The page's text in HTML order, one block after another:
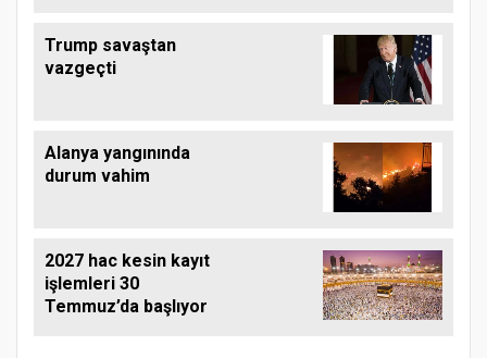
Trump savaştan
vazgeçti
Alanya yangınında
durum vahim
2027 hac kesin kayıt
işlemleri 30
Temmuz’da başlıyor